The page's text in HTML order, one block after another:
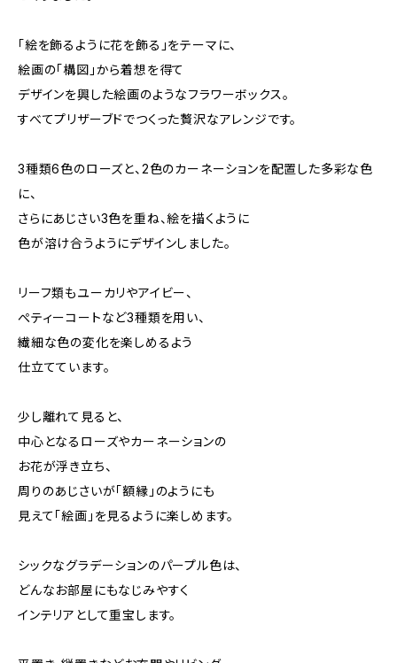
「絵を飾るように花を飾る」をテーマに、
絵画の「構図」から着想を得て
デザインを興した絵画のようなフラワーボックス。
すべてプリザーブドでつくった贅沢なアレンジです。
3種類6色のローズと、2色のカーネーションを配置した多彩な色
に、
さらにあじさい3色を重ね、絵を描くように
色が溶け合うようにデザインしました。
リーフ類もユーカリやアイビー、
ぺティーコートなど3種類を用い、
繊細な色の変化を楽しめるよう
仕立てています。
少し離れて見ると、
中心となるローズやカーネーションの
お花が浮き立ち、
周りのあじさいが「額縁」のようにも
見えて「絵画」を見るように楽しめます。
シックなグラデーションのパープル色は、
どんなお部屋にもなじみやすく
インテリアとして重宝します。